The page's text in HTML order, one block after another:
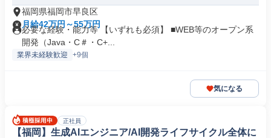
福岡県福岡市早良区
月給42万円～55万円
必要な経験・能力等 【いずれも必須】 ■WEB等のオープン系
開発（Java・C＃・C+...
業界未経験歓迎 +9個
気になる
正社員
【福岡】生成AIエンジニア/AI開発ライフサイクル全体に